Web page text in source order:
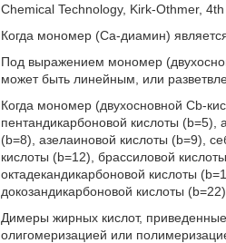
Chemical Technology, Kirk-Othmer,
Когда мономер (Са-диамин)
Под выражением мономер
может быть линейным, или
Когда мономер (двухосновной Cb-
пентандикарбоновой кислоты (b=5),
(b=8), азелаиновой кислоты (b=9),
кислоты (b=12), брассиловой
октадекандикарбоновой кислоты
докозандикарбоновой кислоты
Димеры жирных кислот,
олигомеризацией или